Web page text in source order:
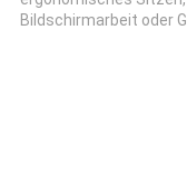
Bildschirmarbeit oder